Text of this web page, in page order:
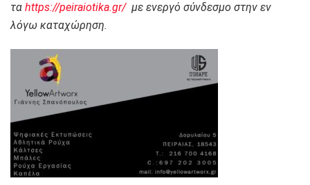
τα https://peiraiotika.gr/με ενεργό σύνδεσμο στην εν
λόγω καταχώρηση.